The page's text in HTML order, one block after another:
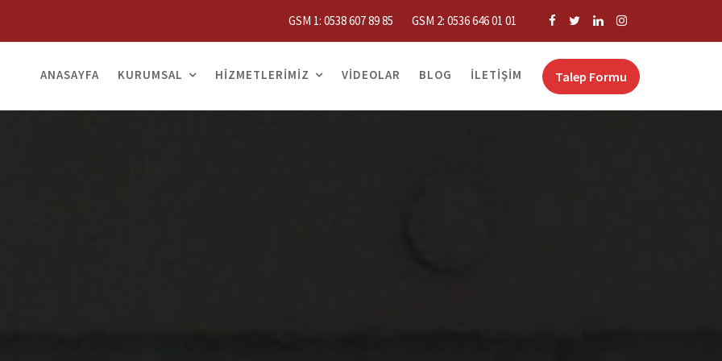
GSM 1: 0538 607 89 85 GSM 2: 0536 646 01 01
Talep Formu
ANASAYFA KURUMSAL HIZMETLERIMIZ VIDEOLAR BLOG İLETIŞIM